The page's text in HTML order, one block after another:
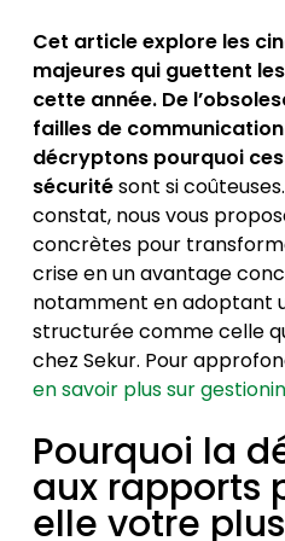
Cet article explore les
majeures qui guettent
cette année. De
failles de
décryptons pourquoi
sécuritésont si
constat, nous vous
concrètes pour
crise en un avantage
notamment en adoptant
structurée comme celle
chez Sekur. Pour
en savoir plus sur
Pourquoi la
aux rapports
elle votre